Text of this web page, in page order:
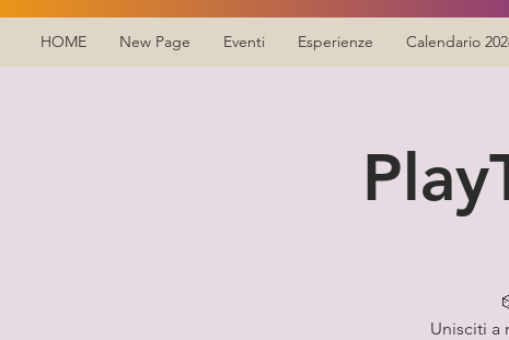
HOME New Page Eventi Esperienze Calendario
Unisciti a